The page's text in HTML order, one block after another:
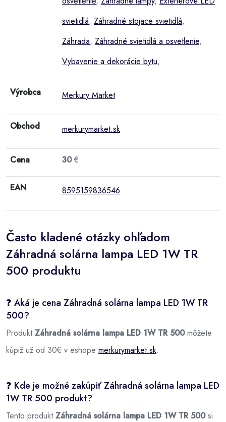
svietidlá, Záhradné stojace svietidlá,
Záhrada, Záhradné svietidlá a osvetlenie,
Vybavenie a dekorácie bytu,
Výrobca Merkury Market
Obchod merkurymarket.sk
Cena 30€
EAN 8595159836546
Často kladené otázky ohľadom
Záhradná solárna lampa LED 1W TR
500 produktu
❓ Aká je cena Záhradná solárna lampa LED 1W TR
500?
ProduktZáhradná solárna lampa LED 1W TR 500môžete
kúpiž už od 30€ v eshope merkurymarket.sk.
❓ Kde je možné zakúpiť Záhradná solárna lampa LED
1W TR 500 produkt?
Tento produktZáhradná solárna lampa LED 1W TR 500si